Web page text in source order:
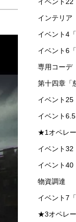
インテリア
イベント4
イベント6
専用コーデ
第十四章「
イベント25
イベント
★1オペレ
イベント32
イベント40
物資調達
イベント7
★3オペレ